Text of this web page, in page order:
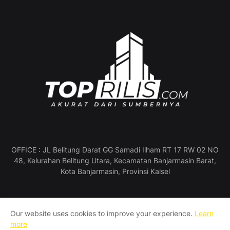
OFFICE : JL Belitung Darat GG Samadi Ilham RT 17 RW 02 NO
48, Kelurahan Belitung Utara, Kecamatan Banjarmasin Barat,
Kota Banjarmasin, Provinsi Kalsel
Profil Perusahaan
Pedoman Media Siber
Our website uses cookies to improve your experience. Learn
more